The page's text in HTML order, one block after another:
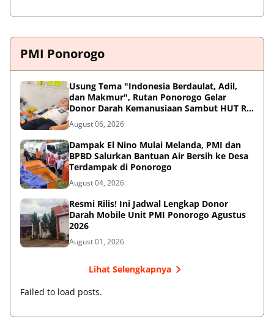
PMI Ponorogo
Usung Tema "Indonesia Berdaulat, Adil,
dan Makmur", Rutan Ponorogo Gelar
Donor Darah Kemanusiaan Sambut HUT RI
ke-81
August 06, 2026
Dampak El Nino Mulai Melanda, PMI dan
BPBD Salurkan Bantuan Air Bersih ke Desa
Terdampak di Ponorogo
August 04, 2026
Resmi Rilis! Ini Jadwal Lengkap Donor
Darah Mobile Unit PMI Ponorogo Agustus
2026
August 01, 2026
Lihat Selengkapnya
Failed to load posts.